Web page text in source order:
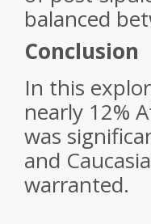
balanced
Conclusion
In this
nearly 12%
was
and
warranted.